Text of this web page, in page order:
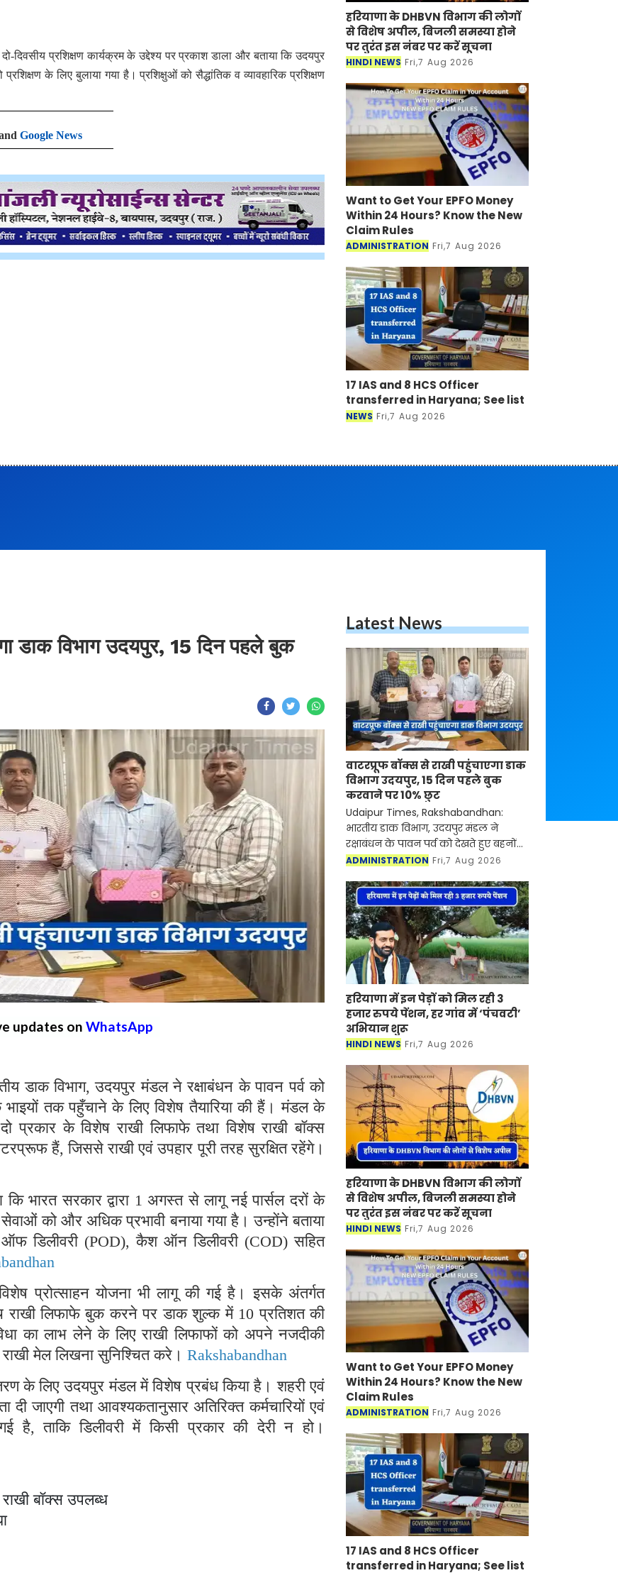
दिवसीय प्रशिक्षण कार्यक्रम के उद्देश्य पर प्रकाश डाला और बताया कि उदयपुर
के लिए बुलाया गया है। प्रशिक्षुओं को सैद्धांतिक व व्यावहारिक प्रशिक्षण
Google News
हरियाणा के DHBVN विभाग की लोगों
से विशेष अपील, बिजली समस्या होने
पर तुरंत इस नंबर पर करें सूचना
HINDI NEWS Fri,7 Aug 2026
Want to Get Your EPFO Money
Within 24 Hours? Know the New
Claim Rules
ADMINISTRATION Fri,7 Aug 2026
17 IAS and 8 HCS Officer
transferred in Haryana; See list
NEWS Fri,7 Aug 2026
डाक विभाग उदयपुर, 15 दिन पहले बुक
updates on WhatsApp
डाक विभाग, उदयपुर मंडल ने रक्षाबंधन के पावन पर्व को
तक पहुँचाने के लिए विशेष तैयारिया की हैं। मंडल के
प्रकार के विशेष राखी लिफाफे तथा विशेष राखी बॉक्स
हैं, जिससे राखी एवं उपहार पूरी तरह सुरक्षित रहेंगे।
भारत सरकार द्वारा 1 अगस्त से लागू नई पार्सल दरों के
को और अधिक प्रभावी बनाया गया है। उन्होंने बताया
डिलीवरी (POD), कैश ऑन डिलीवरी (COD) सहित
प्रोत्साहन योजना भी लागू की गई है। इसके अंतर्गत
राखी लिफाफे बुक करने पर डाक शुल्क में 10 प्रतिशत की
का लाभ लेने के लिए राखी लिफाफों को अपने नजदीकी
मेल लिखना सुनिश्चित करे। Rakshabandhan
के लिए उदयपुर मंडल में विशेष प्रबंध किया है। शहरी एवं
दी जाएगी तथा आवश्यकतानुसार अतिरिक्त कर्मचारियों एवं
है, ताकि डिलीवरी में किसी प्रकार की देरी न हो।
बॉक्स उपलब्ध
Latest News
वाटरप्रूफ बॉक्स से राखी पहुंचाएगा डाक
विभाग उदयपुर, 15 दिन पहले बुक
करवाने पर 10% छुट
Udaipur Times, Rakshabandhan:
भारतीय डाक विभाग, उदयपुर मंडल ने
रक्षाबंधन के पावन पर्व को देखते हुए बहनों
के स्नेह को समय पर उनके भाइयों तक
के सभी प्रधान डा
ADMINISTRATION Fri,7 Aug 2026
हरियाणा में इन पेड़ों को मिल रही 3
हजार रुपये पेंशन, हर गांव में ‘पंचवटी’
अभियान शुरू
HINDI NEWS Fri,7 Aug 2026
हरियाणा के DHBVN विभाग की लोगों
से विशेष अपील, बिजली समस्या होने
पर तुरंत इस नंबर पर करें सूचना
HINDI NEWS Fri,7 Aug 2026
Want to Get Your EPFO Money
Within 24 Hours? Know the New
Claim Rules
ADMINISTRATION Fri,7 Aug 2026
17 IAS and 8 HCS Officer
transferred in Haryana; See list